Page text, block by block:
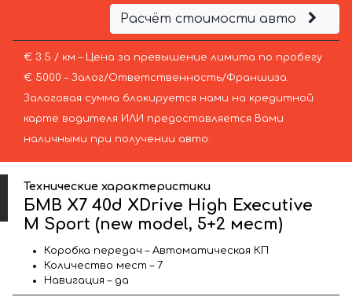
Расчёт стоимости авто
€ 3.5 / км – Цена за превышение лимита по пробегу
€ 5000 – Залог/Ответственность/Франшиза.
Залоговая сумма блокируется нами на кредитной
карте водителя ИЛИ предоставляется Вами
наличными при получении авто.
Технические характеристики
БМВ X7 40d XDrive High Executive
M Sport (new model, 5+2 мест)
Коробка передач – Автоматическая КП
Количество мест – 7
Навигация – да